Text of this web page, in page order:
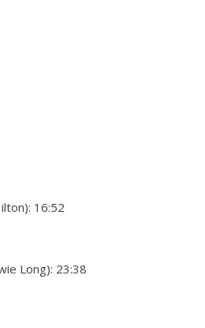
16:52
Long): 23:38